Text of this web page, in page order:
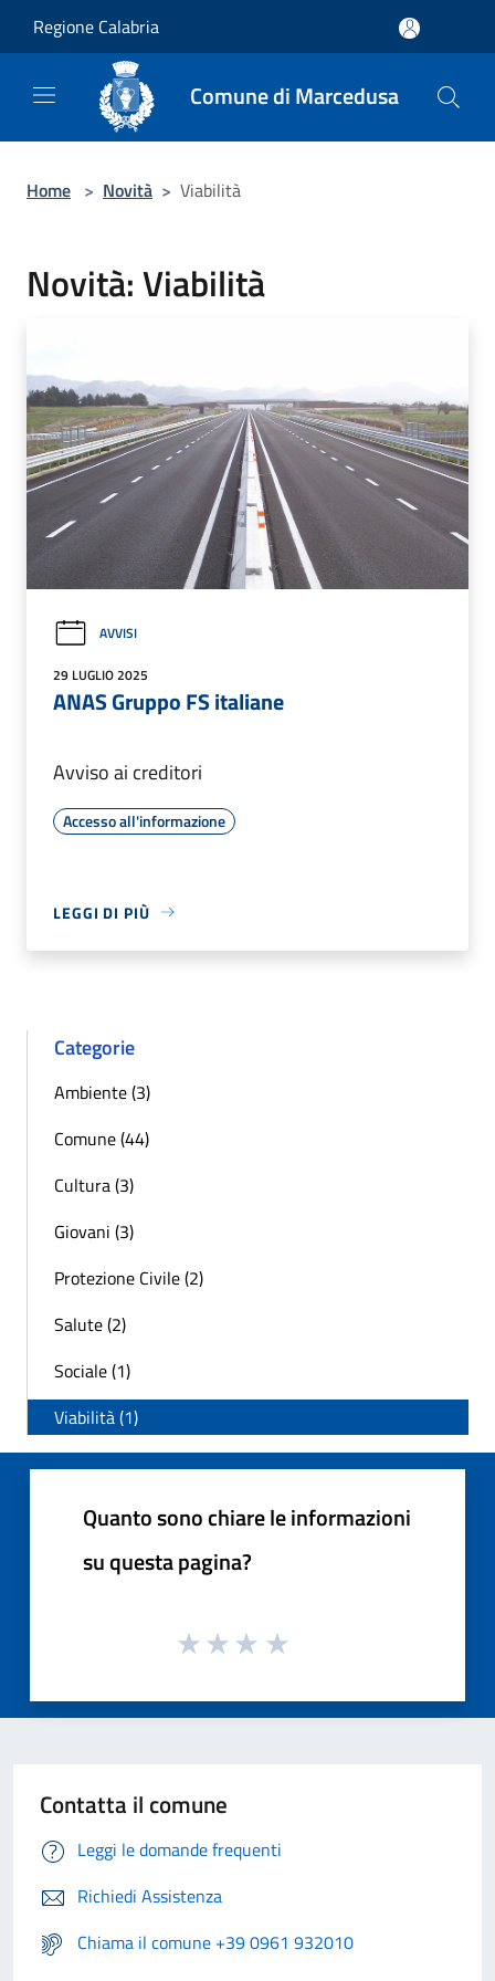
Regione Calabria
Comune di Marcedusa
Home > Novità > Viabilità
Novità: Viabilità
AVVISI
29 LUGLIO 2025
ANAS Gruppo FS italiane
Avviso ai creditori
Accesso all'informazione
LEGGI DI PIÙ
Categorie
Ambiente (3)
Comune (44)
Cultura (3)
Giovani (3)
Protezione Civile (2)
Salute (2)
Sociale (1)
Viabilità (1)
Quanto sono chiare le informazioni
su questa pagina?
Contatta il comune
Leggi le domande frequenti
Richiedi Assistenza
Chiama il comune +39 0961 932010